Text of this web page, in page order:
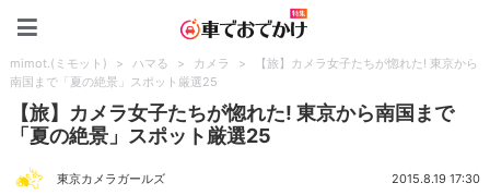
mimot.(ミモット) > ハマる > カメラ >
【旅】カメラ女子たちが惚れた! 東京から
南国まで「夏の絶景」スポット厳選25
【旅】カメラ女子たちが惚れた! 東京から南国まで
「夏の絶景」スポット厳選25
東京カメラガールズ 2015.8.19 17:30